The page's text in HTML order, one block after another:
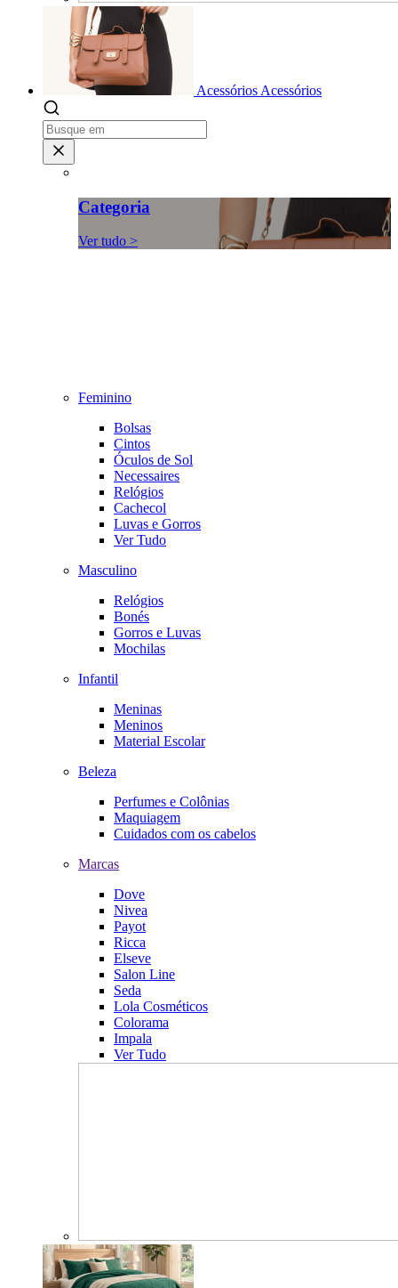
Acessórios Acessórios
Categoria
Ver tudo >
Feminino
Bolsas
Cintos
Óculos de Sol
Necessaires
Relógios
Cachecol
Luvas e Gorros
Ver Tudo
Masculino
Relógios
Bonés
Gorros e Luvas
Mochilas
Infantil
Meninas
Meninos
Material Escolar
Beleza
Perfumes e Colônias
Maquiagem
Cuidados com os cabelos
Marcas
Dove
Nivea
Payot
Ricca
Elseve
Salon Line
Seda
Lola Cosméticos
Colorama
Impala
Ver Tudo